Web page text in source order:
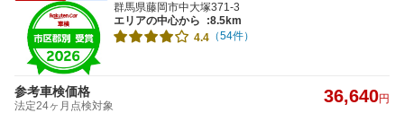
群馬県藤岡市中大塚371-3
エリアの中心から
:8.5km
4.4 （54件）
参考車検価格
法定24ヶ月点検対象 36,640円